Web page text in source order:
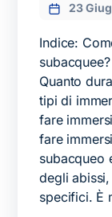
23
Indice:
Quanto
tipi di
fare
fare
subacqueo
degli
specifici. È